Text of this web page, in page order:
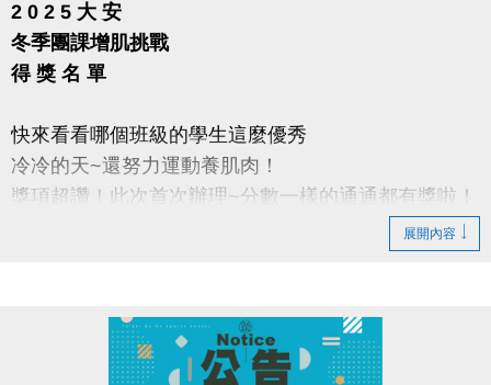
2 0 2 5 大 安
冬季團課增肌挑戰
得 獎 名 單
快來看看哪個班級的學生這麼優秀
冷冷的天~還努力運動養肌肉！
獎項超讚！此次首次辦理~分數一樣的通通都有獎啦！
活動獎品以中心提供實體為準，依名次提供相對應獎
項，無法要求更換。尺寸數量有限，依領獎順序挑
展開內容